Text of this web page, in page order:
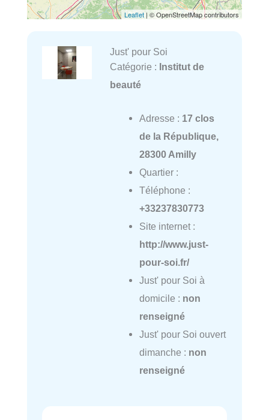
Leaflet | © OpenStreetMap contributors
Just' pour Soi
Catégorie : Institut de
beauté
Adresse : 17 clos
de la République,
28300 Amilly
Quartier :
Téléphone :
+33237830773
Site internet :
http://www.just-
pour-soi.fr/
Just' pour Soi à
domicile : non
renseigné
Just' pour Soi ouvert
dimanche : non
renseigné